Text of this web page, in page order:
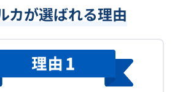
カが選ばれる理由